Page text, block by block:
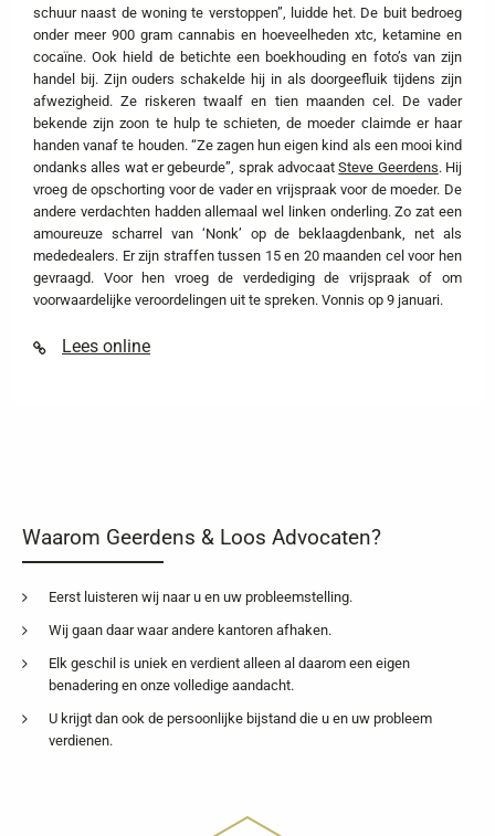
schuur naast de woning te verstoppen”, luidde het. De buit bedroeg
onder meer 900 gram cannabis en hoeveelheden xtc, ketamine en
cocaïne. Ook hield de betichte een boekhouding en foto’s van zijn
handel bij. Zijn ouders schakelde hij in als doorgeefluik tijdens zijn
afwezigheid. Ze riskeren twaalf en tien maanden cel. De vader
bekende zijn zoon te hulp te schieten, de moeder claimde er haar
handen vanaf te houden. “Ze zagen hun eigen kind als een mooi kind
ondanks alles wat er gebeurde”, sprak advocaatSteve Geerdens. Hij
vroeg de opschorting voor de vader en vrijspraak voor de moeder. De
andere verdachten hadden allemaal wel linken onderling. Zo zat een
amoureuze scharrel van ‘Nonk’ op de beklaagdenbank, net als
mededealers. Er zijn straffen tussen 15 en 20 maanden cel voor hen
gevraagd. Voor hen vroeg de verdediging de vrijspraak of om
voorwaardelijke veroordelingen uit te spreken. Vonnis op 9 januari.
Lees online
Waarom Geerdens & Loos Advocaten?
Eerst luisteren wij naar u en uw probleemstelling.
Wij gaan daar waar andere kantoren afhaken.
Elk geschil is uniek en verdient alleen al daarom een eigen
benadering en onze volledige aandacht.
U krijgt dan ook de persoonlijke bijstand die u en uw probleem
verdienen.